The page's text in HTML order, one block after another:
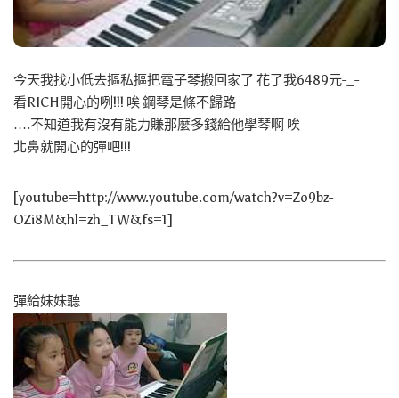
今天我找小低去摳私摳把電子琴搬回家了 花了我6489元-_-
看RICH開心的咧!!! 唉 鋼琴是條不歸路
….不知道我有沒有能力賺那麼多錢給他學琴啊 唉
北鼻就開心的彈吧!!!
[youtube=http://www.youtube.com/watch?v=Zo9bz-
OZi8M&hl=zh_TW&fs=1]
彈給妹妹聽